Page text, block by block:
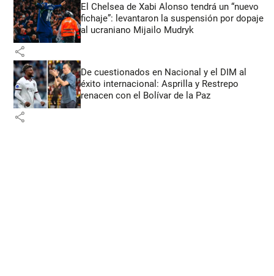
El Chelsea de Xabi Alonso tendrá un “nuevo
fichaje”: levantaron la suspensión por dopaje
al ucraniano Mijailo Mudryk
share
De cuestionados en Nacional y el DIM al
éxito internacional: Asprilla y Restrepo
renacen con el Bolívar de la Paz
share